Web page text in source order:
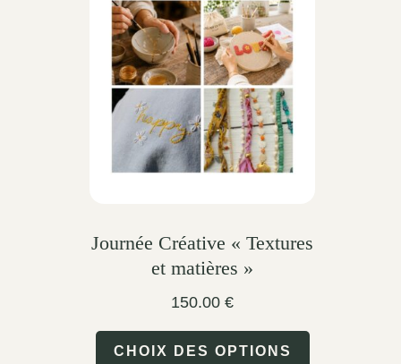
Journée Créative « Textures
et matières »
150.00€
CHOIX DES OPTIONS